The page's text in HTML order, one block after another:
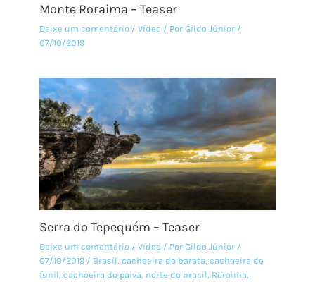
Monte Roraima – Teaser
Deixe um comentário /Vídeo / PorGildo Júnior /
07/10/2019
Serra do Tepequém – Teaser
Deixe um comentário /Vídeo / PorGildo Júnior /
07/10/2019 / Brasil,cachoeira do barata,cachoeira do
funil,cachoeira do paiva, norte do brasil, Roraima,